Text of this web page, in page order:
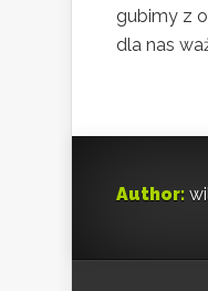
gubimy z
dla nas
Author: